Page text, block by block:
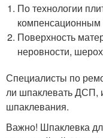
По технологии
Поверхность
неровности,
Специалисты по
ли шпаклевать ДСП,
шпаклевания.
Важно! Шпаклевка